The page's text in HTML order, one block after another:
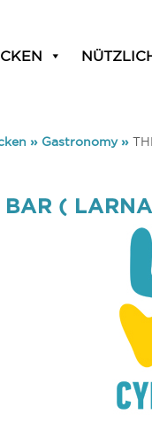
» Gastronomy»
BAR (